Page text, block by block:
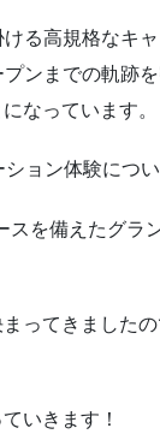
る高規格なキ
ンまでの軌跡
なっています。
ョン体験につい
を備えたグラ
ってきました
いきます！